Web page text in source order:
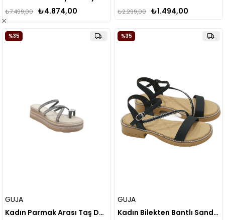
₺4.874,00
₺7.499,00
₺1.494,00
₺2.299,00
GUJA
Kadın Parmak Arası Taş Detay Terlik 25Y398-2
%35
GUJA
Kadın Bilekten Bantlı Sandalet
%35